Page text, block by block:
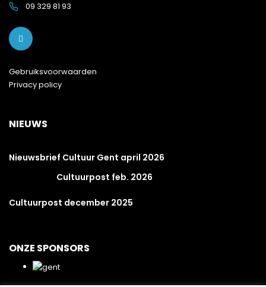
09 329 81 93
Gebruiksvoorwaarden
Privacy policy
NIEUWS
Nieuwsbrief Cultuur Gent april 2026
Cultuurpost feb. 2026
Cultuurpost december 2025
ONZE SPONSORS